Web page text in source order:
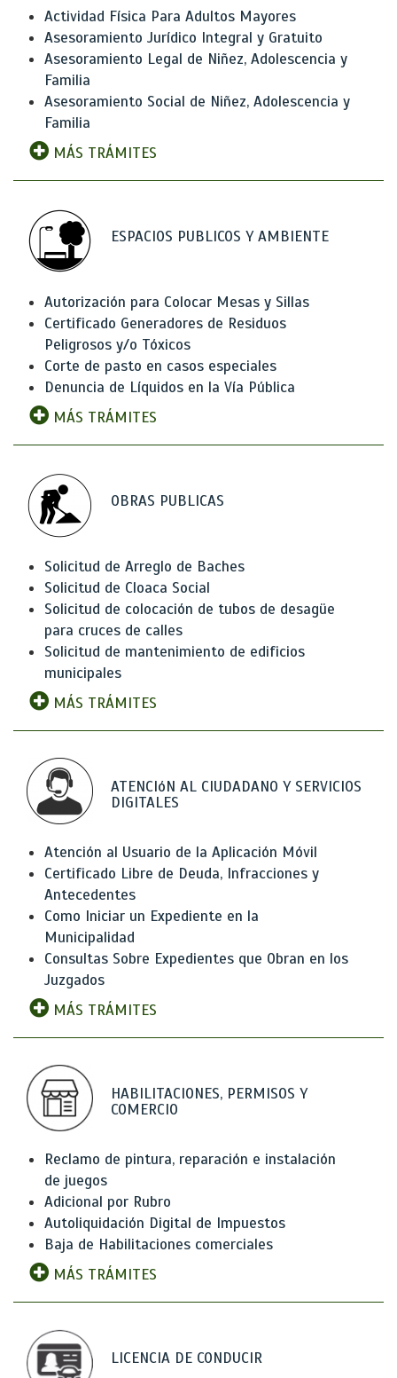
Actividad Física Para Adultos Mayores
Asesoramiento Jurídico Integral y Gratuito
Asesoramiento Legal de Niñez, Adolescencia y
Familia
Asesoramiento Social de Niñez, Adolescencia y
Familia
MÁS TRÁMITES
ESPACIOS PUBLICOS Y AMBIENTE
Autorización para Colocar Mesas y Sillas
Certificado Generadores de Residuos
Peligrosos y/o Tóxicos
Corte de pasto en casos especiales
Denuncia de Líquidos en la Vía Pública
MÁS TRÁMITES
OBRAS PUBLICAS
Solicitud de Arreglo de Baches
Solicitud de Cloaca Social
Solicitud de colocación de tubos de desagüe
para cruces de calles
Solicitud de mantenimiento de edificios
municipales
MÁS TRÁMITES
ATENCIóN AL CIUDADANO Y SERVICIOS
DIGITALES
Atención al Usuario de la Aplicación Móvil
Certificado Libre de Deuda, Infracciones y
Antecedentes
Como Iniciar un Expediente en la
Municipalidad
Consultas Sobre Expedientes que Obran en los
Juzgados
MÁS TRÁMITES
HABILITACIONES, PERMISOS Y
COMERCIO
Reclamo de pintura, reparación e instalación
de juegos
Adicional por Rubro
Autoliquidación Digital de Impuestos
Baja de Habilitaciones comerciales
MÁS TRÁMITES
LICENCIA DE CONDUCIR